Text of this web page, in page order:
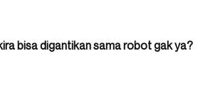
bisa digantikan sama robot gak ya?